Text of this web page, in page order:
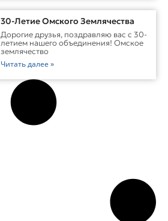
30-Летие Омского Землячества
Дорогие друзья, поздравляю вас с 30-
летием нашего объединения! Омское
землячество
Читать далее »